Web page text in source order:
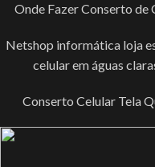
Onde Fazer Conserto de
Netshop informática loja
celular em águas
Conserto Celular Tela